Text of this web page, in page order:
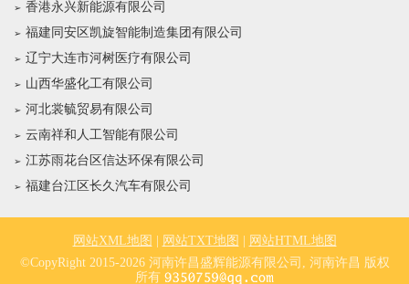
香港永兴新能源有限公司
福建同安区凯旋智能制造集团有限公司
辽宁大连市河树医疗有限公司
山西华盛化工有限公司
河北裳毓贸易有限公司
云南祥和人工智能有限公司
江苏雨花台区信达环保有限公司
福建台江区长久汽车有限公司
网站XML地图 网站TXT地图
网站HTML地图
©CopyRight 2015-2026 河南许昌盛辉能源有限公司, 河南许昌 版权
所有